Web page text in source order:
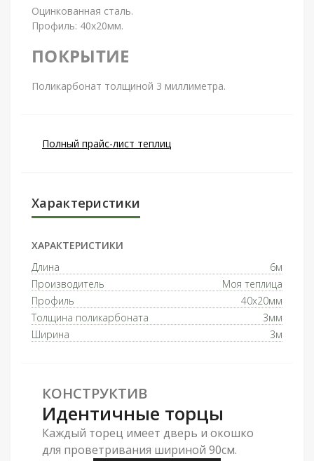
Оцинкованная сталь.
Профиль: 40х20мм.
ПОКРЫТИЕ
Поликарбонат толщиной 3 миллиметра.
Полный прайс-лист теплиц
Характеристики
ХАРАКТЕРИСТИКИ
Длина
6м
Производитель
Моя теплица
Профиль
40x20мм
Толщина поликарбоната
3мм
Ширина
3м
КОНСТРУКТИВ
Идентичные торцы
Каждый торец имеет дверь и окошко
для проветривания шириной 90см.